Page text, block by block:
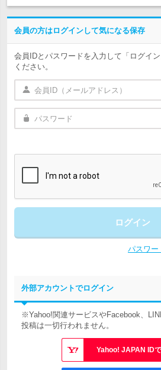
会員の方はログインして気になる保存
会員IDとパスワードを入力して「ログイ
ください。
ログイン
パスワー
外部アカウントでログイン
※Yahoo!関連サービスやFacebook、
投稿は一切行われません。
Yahoo! JAPAN ID